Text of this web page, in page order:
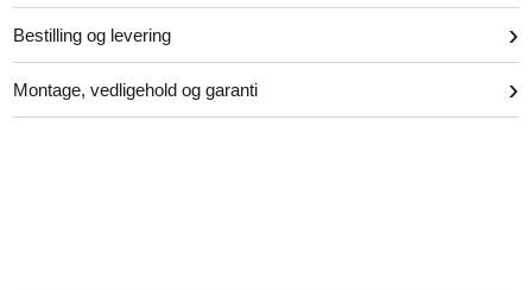
Bestilling og levering ›
Montage, vedligehold og garanti ›